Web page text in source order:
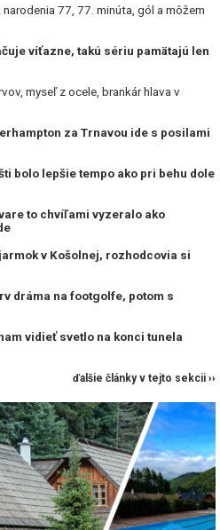
77, 77. minúta, gól a môžem
víťazne, takú sériu pamätajú len
myseľ z ocele, brankár hlava v
za Trnavou ide s posilami
bolo lepšie tempo ako pri behu dole
to chvíľami vyzeralo ako
v Košolnej, rozhodcovia si
dráma na footgolfe, potom s
vidieť svetlo na konci tunela
ďalšie články v tejto sekcii ››